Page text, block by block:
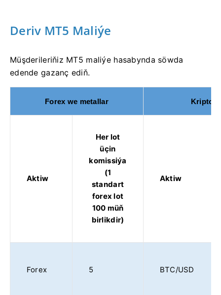
Deriv MT5 Maliýe
Müşderileriňiz MT5 maliýe hasabynda söwda
edende gazanç ediň.
Forex we metallar
Aktiw
Her lot
üçin
komissiýa
(1
standart
forex lot
100 müň
birlikdir)
Aktiw
Forex 5 BTC/USD